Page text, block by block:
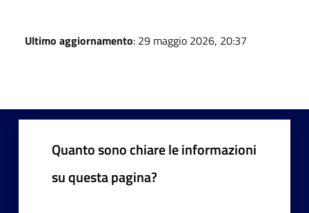
Ultimo aggiornamento: 29 maggio 2026, 20:37
Quanto sono chiare le informazioni
su questa pagina?